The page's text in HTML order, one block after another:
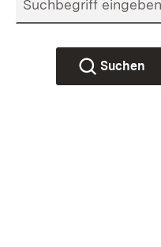
Suchen